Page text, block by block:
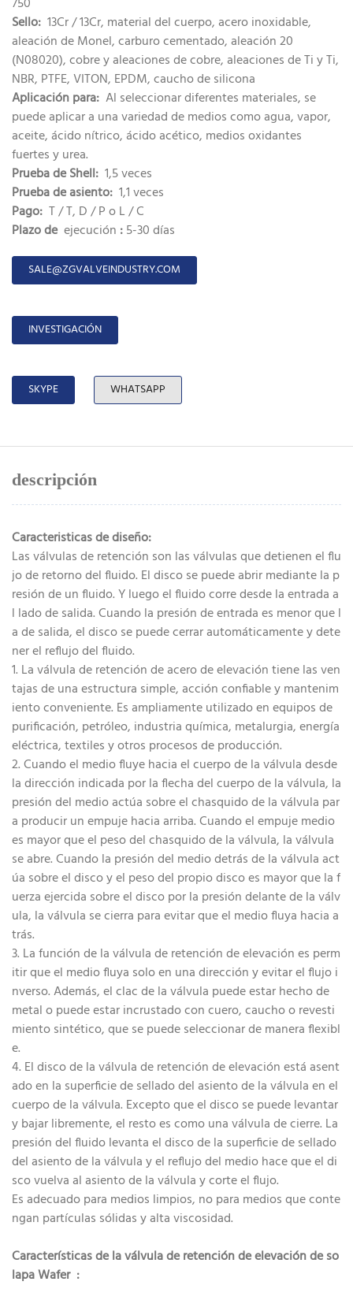
Sello: 13Cr / 13Cr, material del cuerpo, acero inoxidable,
aleación de Monel, carburo cementado, aleación 20
(N08020), cobre y aleaciones de cobre, aleaciones de Ti y Ti,
NBR, PTFE, VITON, EPDM, caucho de silicona
Aplicación para: Al seleccionar diferentes materiales, se
puede aplicar a una variedad de medios como agua, vapor,
aceite, ácido nítrico, ácido acético, medios oxidantes
fuertes y urea.
Prueba de Shell: 1,5 veces
Prueba de asiento: 1,1 veces
Pago: T / T, D / P o L / C
Plazo deejecución :5-30 días
SALE@ZGVALVEINDUSTRY.COM
INVESTIGACIÓN
SKYPE WHATSAPP
descripción
Caracteristicas de diseño:
Las válvulas de retención son las válvulas que detienen el flu
jo de retorno del fluido. El disco se puede abrir mediante la p
resión de un fluido. Y luego el fluido corre desde la entrada a
l lado de salida. Cuando la presión de entrada es menor que l
a de salida, el disco se puede cerrar automáticamente y dete
ner el reflujo del fluido.
1. La válvula de retención de acero de elevación tiene las ven
tajas de una estructura simple, acción confiable y mantenim
iento conveniente. Es ampliamente utilizado en equipos de
purificación, petróleo, industria química, metalurgia, energía
eléctrica, textiles y otros procesos de producción.
2. Cuando el medio fluye hacia el cuerpo de la válvula desde
la dirección indicada por la flecha del cuerpo de la válvula, la
presión del medio actúa sobre el chasquido de la válvula par
a producir un empuje hacia arriba. Cuando el empuje medio
es mayor que el peso del chasquido de la válvula, la válvula
se abre. Cuando la presión del medio detrás de la válvula act
úa sobre el disco y el peso del propio disco es mayor que la f
uerza ejercida sobre el disco por la presión delante de la válv
ula, la válvula se cierra para evitar que el medio fluya hacia a
trás.
3. La función de la válvula de retención de elevación es perm
itir que el medio fluya solo en una dirección y evitar el flujo i
nverso. Además, el clac de la válvula puede estar hecho de
metal o puede estar incrustado con cuero, caucho o revesti
miento sintético, que se puede seleccionar de manera flexibl
e.
4. El disco de la válvula de retención de elevación está asent
ado en la superficie de sellado del asiento de la válvula en el
cuerpo de la válvula. Excepto que el disco se puede levantar
y bajar libremente, el resto es como una válvula de cierre. La
presión del fluido levanta el disco de la superficie de sellado
del asiento de la válvula y el reflujo del medio hace que el di
sco vuelva al asiento de la válvula y corte el flujo.
Es adecuado para medios limpios, no para medios que conte
ngan partículas sólidas y alta viscosidad.
Características de laválvula de retención de elevación de so
lapa Wafer :